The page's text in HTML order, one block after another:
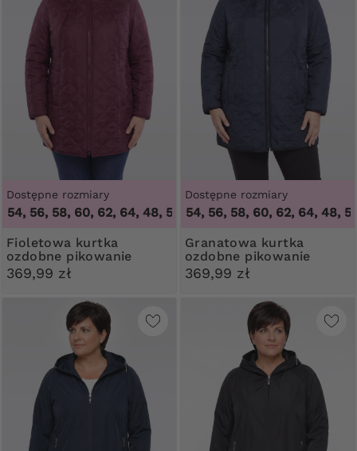
Dostępne rozmiary
56, 58, 60, 62, 64,48, 50, 52, 54, 56, 58, 60, 62, 64
Fioletowa kurtka
ozdobne pikowanie
369,99 zł
Dostępne rozmiary
48, 50, 52, 54, 56, 58, 60, 62, 64,48,
Granatowa kurtka
ozdobne pikowanie
369,99 zł